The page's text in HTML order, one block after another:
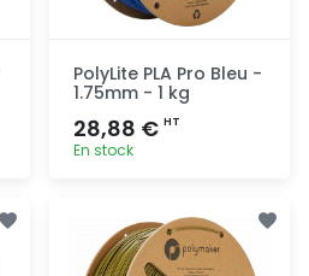
PolyLite PLA Pro Bleu -
1.75mm - 1 kg
28,88 € HT
En stock
rapide